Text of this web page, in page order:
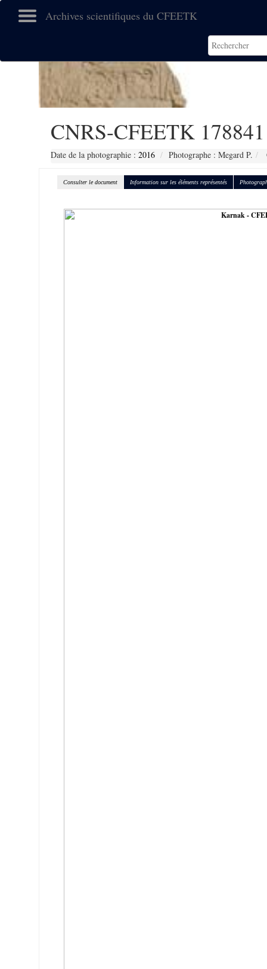
Archives scientifiques du CFEETK
CNRS-CFEETK 178841
Date de la photographie : 2016 Photographe : Megard P.
Consulter le document Information sur les éléments représentés